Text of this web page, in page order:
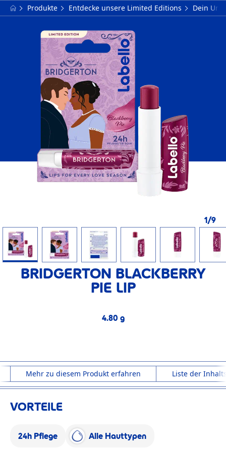
Produkte Entdecke unsere Limited Editions Dein
1/9
BRIDGERTON BLACKBERRY
PIE LIP
4.80 g
Mehr zu diesem Produkt erfahren Liste der
VORTEILE
24h Pflege Alle Hauttypen